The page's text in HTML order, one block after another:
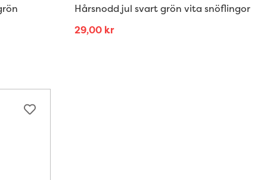
Hårsnodd jul svart grön vita snöflingor
29,00 kr